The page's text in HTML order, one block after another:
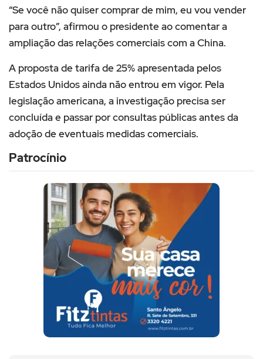
“Se você não quiser comprar de mim, eu vou vender
para outro”, afirmou o presidente ao comentar a
ampliação das relações comerciais com a China.
A proposta de tarifa de 25% apresentada pelos
Estados Unidos ainda não entrou em vigor. Pela
legislação americana, a investigação precisa ser
concluída e passar por consultas públicas antes da
adoção de eventuais medidas comerciais.
Patrocínio